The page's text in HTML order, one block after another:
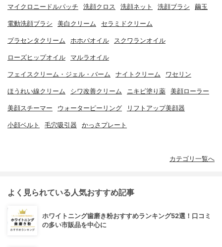
マイクロニードルパッチ 洗顔クロス 洗顔ネット 洗顔ブラシ 繭玉
電動洗顔ブラシ 美白クリーム セラミドクリーム
プラセンタクリーム ホホバオイル スクワランオイル
ローズヒップオイル マルラオイル
フェイスクリーム・ジェル・バーム ナイトクリーム ワセリン
ほうれい線クリーム シワ改善クリーム ニキビ塗り薬 美顔ローラー
美顔スチーマー ウォーターピーリング リフトアップ美顔器
小顔ベルト 毛穴吸引器 かっさプレート
カテゴリ一覧へ
よく見られている人気おすすめ記事
ホワイトニング歯磨き粉おすすめランキング52選！口コミ
の多い市販品を中心に